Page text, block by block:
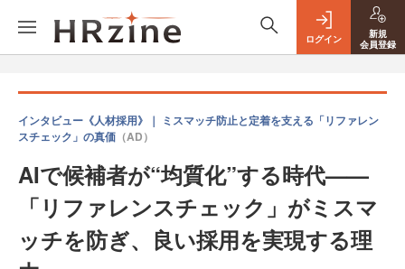
ログイン
新規
会員登録
インタビュー《人材採用》｜ ミスマッチ防止と定着を支える「リファレン
スチェック」の真価 （AD）
AIで候補者が“均質化”する時代——
「リファレンスチェック」がミスマ
ッチを防ぎ、良い採用を実現する理